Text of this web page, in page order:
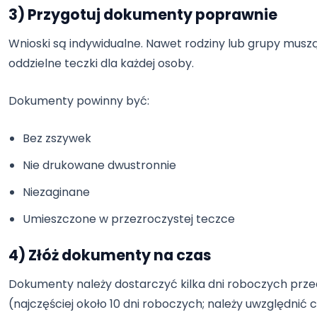
3) Przygotuj dokumenty poprawnie
Wnioski są indywidualne. Nawet rodziny lub grupy
oddzielne teczki dla każdej osoby.
Dokumenty powinny być:
Bez zszywek
Nie drukowane dwustronnie
Niezaginane
Umieszczone w przezroczystej teczce
4) Złóż dokumenty na czas
Dokumenty należy dostarczyć kilka dni roboczych
(najczęściej około 10 dni roboczych; należy uwzględnić